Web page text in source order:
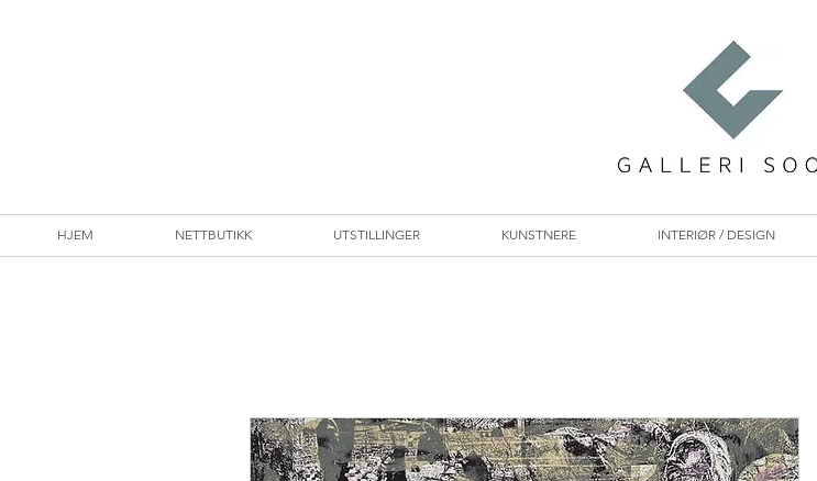
HJEM NETTBUTIKK UTSTILLINGER KUNSTNERE INTERIØR / DESIGN